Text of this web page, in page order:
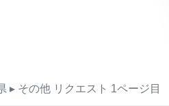
▸ その他 リクエスト 1ページ目